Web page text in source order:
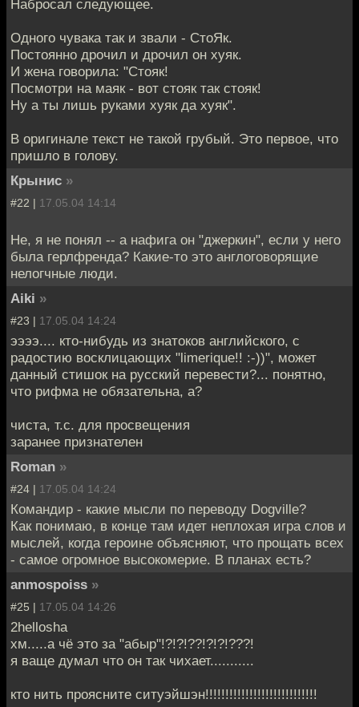
Набросал следующее.
Одного чувака так и звали - СтоЯк.
Постоянно дрочил и дрочил он хуяк.
И жена говорила: "Стояк!
Посмотри на маяк - вот стояк так стояк!
Ну а ты лишь руками хуяк да хуяк".
В оригинале текст не такой грубый. Это первое, что
пришло в голову.
Крынис »
#22 | 17.05.04 14:14
Не, я не понял -- а нафига он "джеркин", если у него
была герлфренда? Какие-то это англоговорящие
нелогчные люди.
Aiki »
#23 | 17.05.04 14:24
ээээ.... кто-нибудь из знатоков английского, с
радостию восклицающих "limerique!! :-))", может
данный стишок на русский перевести?... понятно,
что рифма не обязательна, а?
чиста, т.с. для просвещения
заранее признателен
Roman »
#24 | 17.05.04 14:24
Командир - какие мысли по переводу Dogville?
Как понимаю, в конце там идет неплохая игра слов и
мыслей, когда героине объясняют, что прощать всех
- самое огромное высокомерие. В планах есть?
anmospoiss »
#25 | 17.05.04 14:26
2hellosha
хм.....а чё это за "абыр"!?!?!??!?!?!???!
я ваще думал что он так чихает...........
кто нить проясните ситуэйшэн!!!!!!!!!!!!!!!!!!!!!!!!!!!!